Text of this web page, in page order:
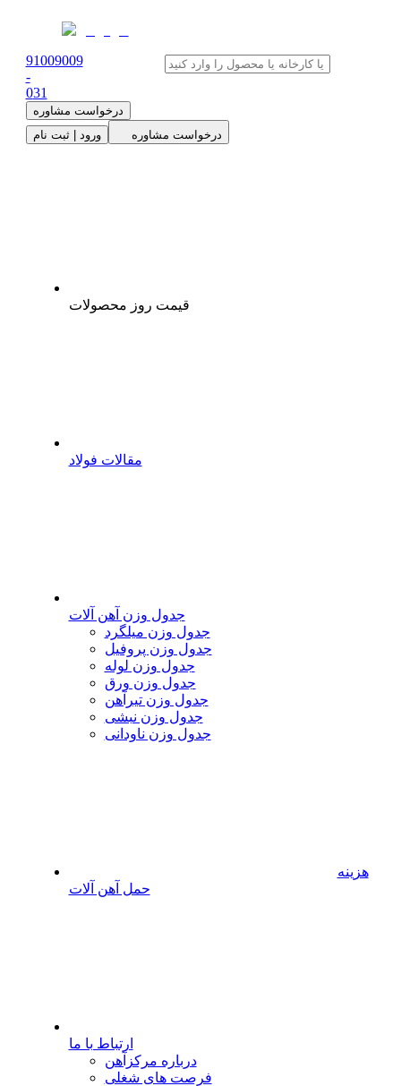
91009009
-
031
درخواست مشاوره
ورود | ثبت نام
درخواست مشاوره
قیمت روز محصولات
مقالات فولاد
جدول وزن آهن آلات
جدول وزن میلگرد
جدول وزن پروفیل
جدول وزن لوله
جدول وزن ورق
جدول وزن تیرآهن
جدول وزن نبشی
جدول وزن ناودانی
هزینه
حمل آهن آلات
ارتباط با ما
درباره مرکزآهن
فرصت های شغلی